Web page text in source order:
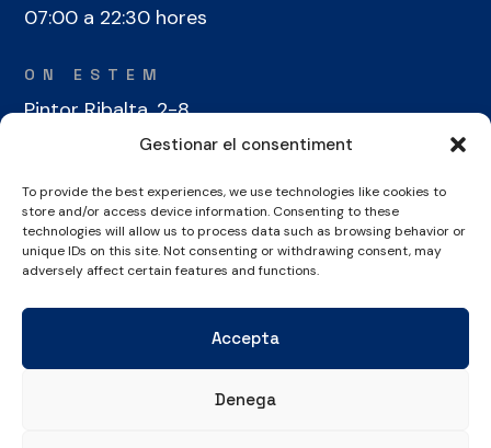
Gestionar el consentiment
To provide the best experiences, we use technologies like cookies to
store and/or access device information. Consenting to these
technologies will allow us to process data such as browsing behavior or
unique IDs on this site. Not consenting or withdrawing consent, may
adversely affect certain features and functions.
Accepta
Denega
07:00 a 22:30 hores
ON ESTEM
Pintor Ribalta, 2-8
08028 Barcelona
CONTACTE
+34 934 486 350
cel@laieta.cat